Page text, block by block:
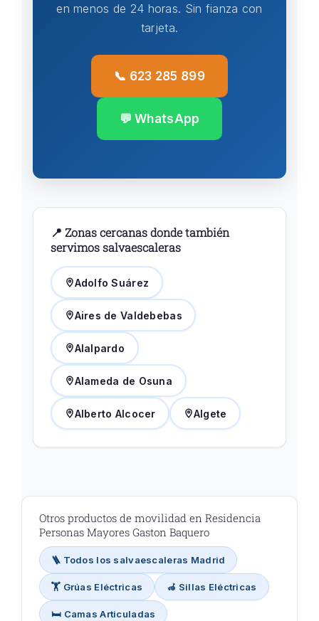
en menos de 24 horas. Sin fianza con
tarjeta.
📞 623 285 899
💬 WhatsApp
📍 Zonas cercanas donde también
servimos salvaescaleras
Adolfo Suárez
Aires de Valdebebas
Alalpardo
Alameda de Osuna
Alberto Alcocer Algete
Otros productos de movilidad en Residencia
Personas Mayores Gaston Baquero
🪜 Todos los salvaescaleras Madrid
🏋️ Grúas Eléctricas 🦽 Sillas Eléctricas
🛏️ Camas Articuladas